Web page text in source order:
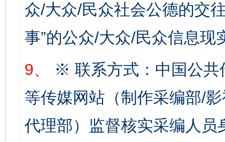
众/大众/民众社会公德的交
事”的公众/大众/民众信息现
9、
※ 联系方式：中国公共
等传媒网站（制作采编部/
代理部）监督核实采编人员